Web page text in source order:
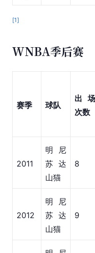
[1]
WNBA季后赛
赛季 球队
出场
次数
2011
明尼
苏达
山猫
8
2012
明尼
苏达
山猫
9